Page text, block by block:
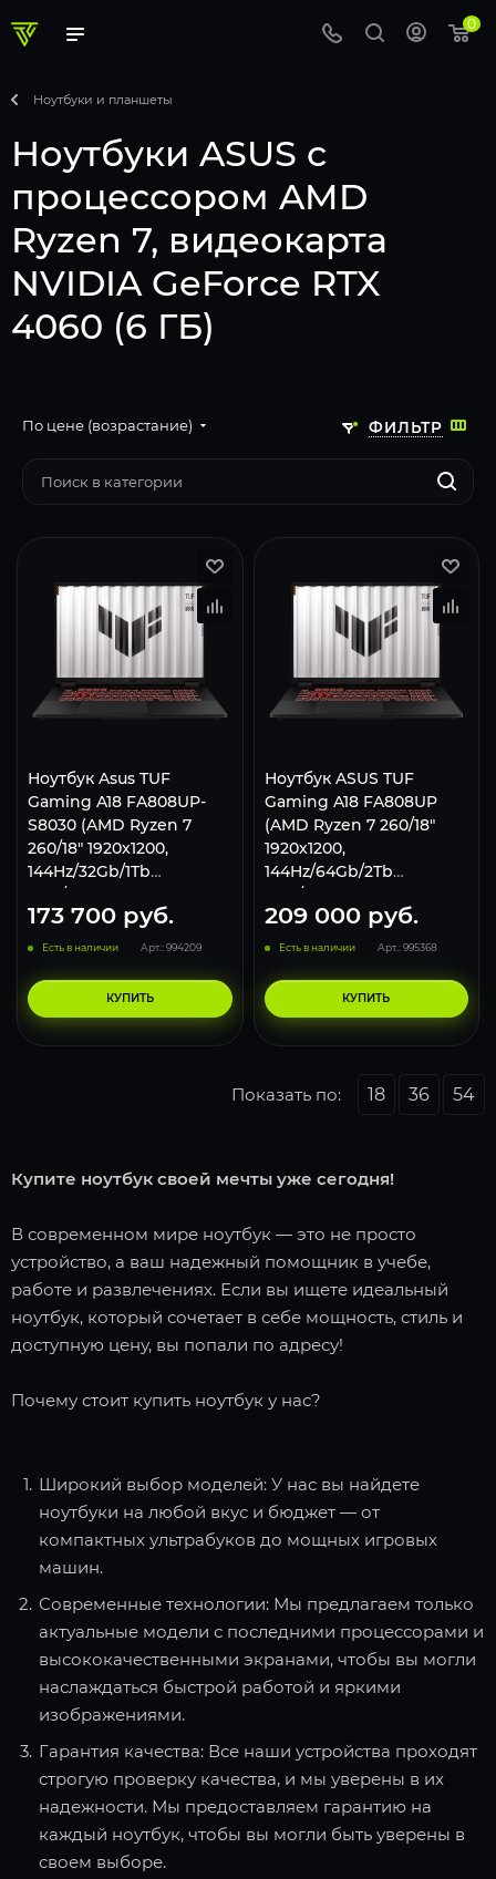
0
Ноутбуки и планшеты
Ноутбуки ASUS с
процессором AMD
Ryzen 7, видеокарта
NVIDIA GeForce RTX
4060 (6 ГБ)
ФИЛЬТР
По цене (возрастание)
Ноутбук Asus TUF
Gaming A18 FA808UP-
S8030 (AMD Ryzen 7
260/18" 1920x1200,
144Hz/32Gb/1Tb
SSD/NVIDIA GeForce RTX
5070 8Gb/Без системы)
Серый
173 700 руб.
Есть в наличии Арт.: 994209
КУПИТЬ
Ноутбук ASUS TUF
Gaming A18 FA808UP
(AMD Ryzen 7 260/18"
1920x1200,
144Hz/64Gb/2Tb
SSD/NVIDIA GeForce RTX
5060 8Gb/Win 11 Home)
Серый
209 000руб.
Есть в наличии Арт.: 995368
КУПИТЬ
Показать по: 18 36 54
Купите ноутбук своей мечты уже сегодня!
В современном мире ноутбук — это не просто
устройство, а ваш надежный помощник в учебе,
работе и развлечениях. Если вы ищете идеальный
ноутбук, который сочетает в себе мощность, стиль и
доступную цену, вы попали по адресу!
Почему стоит купить ноутбук у нас?
Широкий выбор моделей: У нас вы найдете
ноутбуки на любой вкус и бюджет — от
компактных ультрабуков до мощных игровых
машин.
Современные технологии: Мы предлагаем только
актуальные модели с последними процессорами и
высококачественными экранами, чтобы вы могли
наслаждаться быстрой работой и яркими
изображениями.
Гарантия качества: Все наши устройства проходят
строгую проверку качества, и мы уверены в их
надежности. Мы предоставляем гарантию на
каждый ноутбук, чтобы вы могли быть уверены в
своем выборе.